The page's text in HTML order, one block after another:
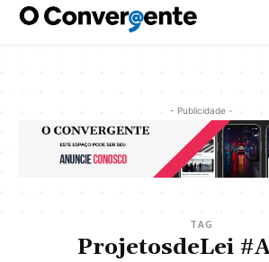
- Publicidade -
TAG
ProjetosdeLei